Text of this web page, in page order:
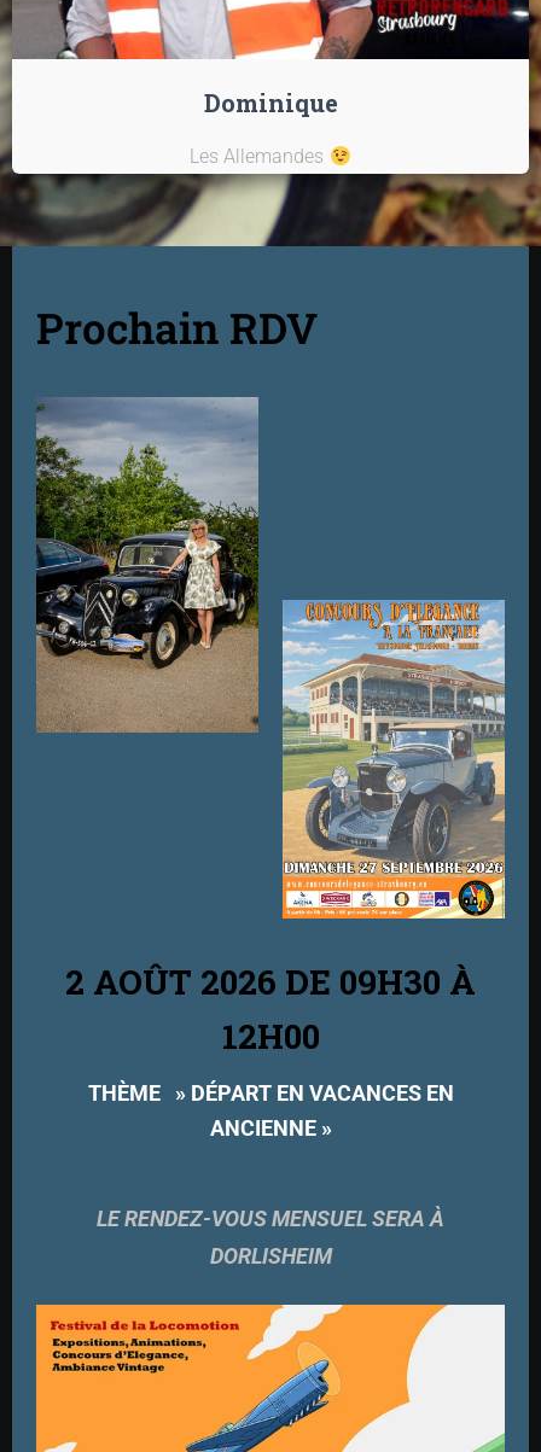
Dominique
Les Allemandes
Prochain RDV
2 AOÛT 2026 DE 09H30 À
12H00
THÈME » DÉPART EN VACANCES EN
ANCIENNE »
LE RENDEZ-VOUS MENSUEL SERA À
DORLISHEIM